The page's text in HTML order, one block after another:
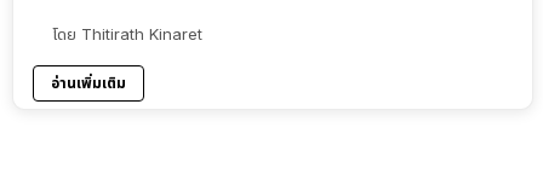
โดย Thitirath Kinaret
อ่านเพิ่มเติม